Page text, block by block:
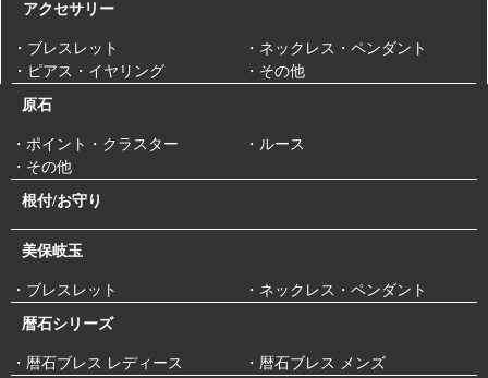
アクセサリー
・ブレスレット
・ネックレス・ペンダント
・ピアス・イヤリング
・その他
原石
・ポイント・クラスター
・ルース
・その他
根付/お守り
美保岐玉
・ブレスレット ・ネックレス・ペンダント
暦石シリーズ
・暦石ブレス レディース ・暦石ブレス メンズ